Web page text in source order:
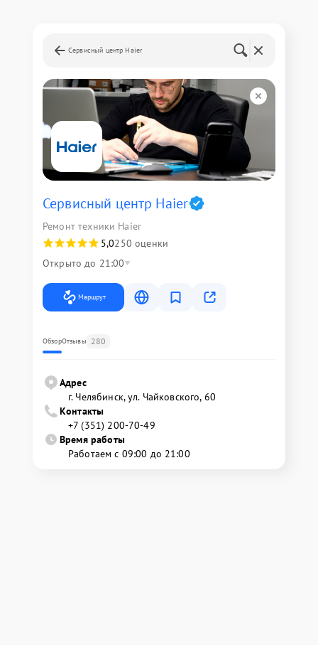
Сервисный центр Haier
Сервисный центр Haier
Ремонт техники Haier
5,0250 оценки
Открыто до 21:00
Маршрут
ОбзорОтзывы 280
Адрес
г. Челябинск, ул. Чайковского, 60
Контакты
+7 (351) 200-70-49
Время работы
Работаем с 09:00 до 21:00